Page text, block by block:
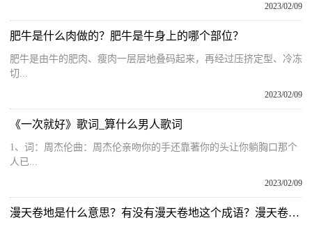
2023/02/09
肥牛是什么肉做的？肥牛是牛身上的哪个部位？
肥牛是由牛的肥肉、瘦肉一层层地叠码起来，再经过压挤定型、冷冻
切...
2023/02/09
《一次就好》歌词_算什么男人歌词
1、词：周杰伦曲：周杰伦亲吻你的手还靠著你的头让你躺胸口那个
人已...
2023/02/09
漫天卷地是什么意思？有没有漫天卷地这个成语？漫天卷地类似的词语